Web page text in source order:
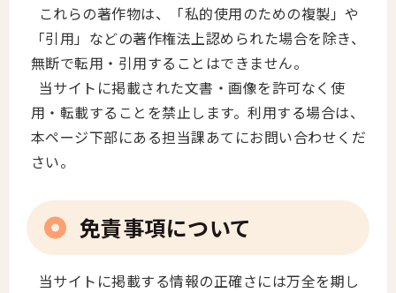
これらの著作物は、「私的使用のための複製」や
「引用」などの著作権法上認められた場合を除き、
無断で転用・引用することはできません。
当サイトに掲載された文書・画像を許可なく使
用・転載することを禁止します。利用する場合は、
本ページ下部にある担当課あてにお問い合わせくだ
さい。
免責事項について
当サイトに掲載する情報の正確さには万全を期し